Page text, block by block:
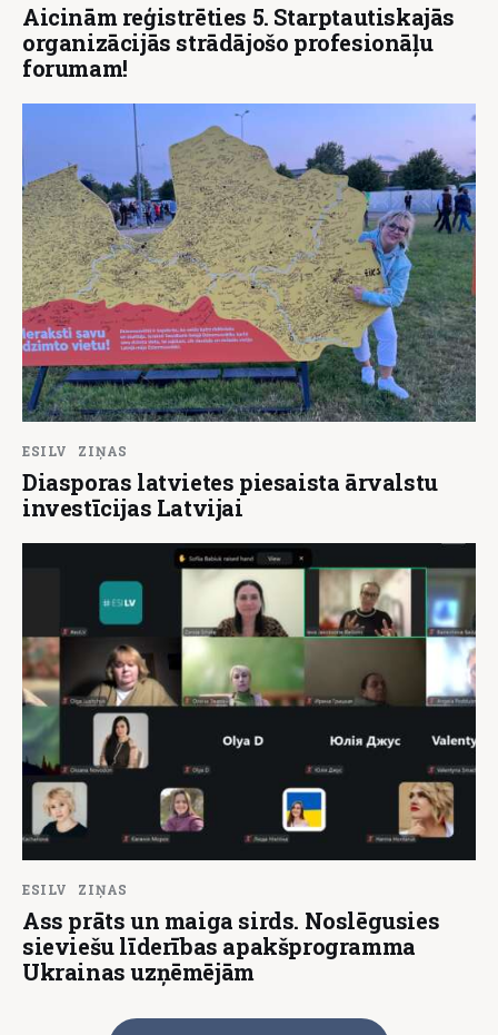
Aicinām reģistrēties 5. Starptautiskajās
organizācijās strādājošo profesionāļu
forumam!
ESILV ZIŅAS
Diasporas latvietes piesaista ārvalstu
investīcijas Latvijai
ESILV ZIŅAS
Ass prāts un maiga sirds. Noslēgusies
sieviešu līderības apakšprogramma
Ukrainas uzņēmējām